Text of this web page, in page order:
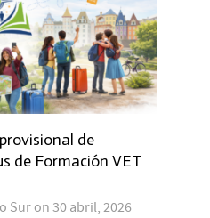
de
de Formación VET
Sur on 30 abril, 2026